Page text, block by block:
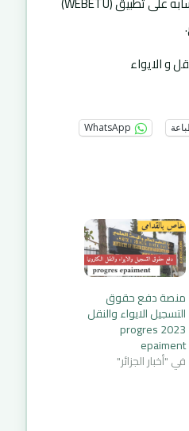
و الايواء
WhatsApp
منصة دفع حقوق
التسجيل الايواء والنقل
2023 progres
epaiment
في "أخبار الجزائر"